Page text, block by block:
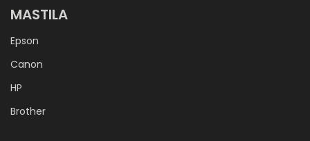
MASTILA
Epson
Canon
HP
Brother